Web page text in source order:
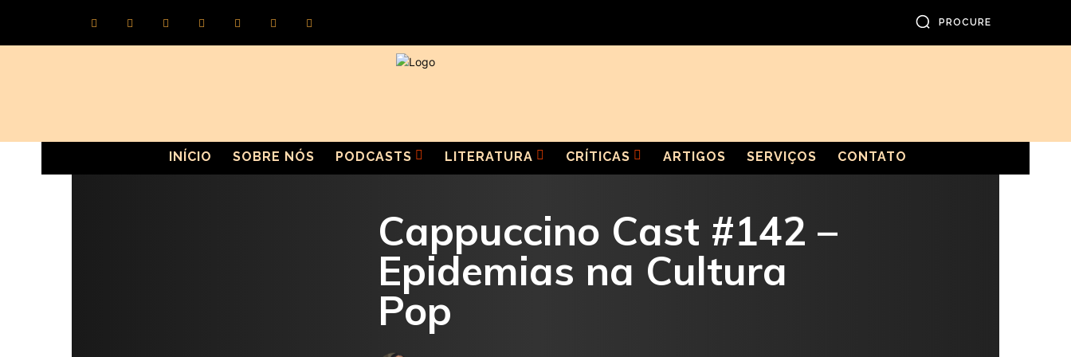
PROCURE
INÍCIO SOBRE NÓS PODCASTS LITERATURA CRÍTICAS ARTIGOS SERVIÇOS CONTATO
Cappuccino Cast #142 –
Epidemias na Cultura
Pop